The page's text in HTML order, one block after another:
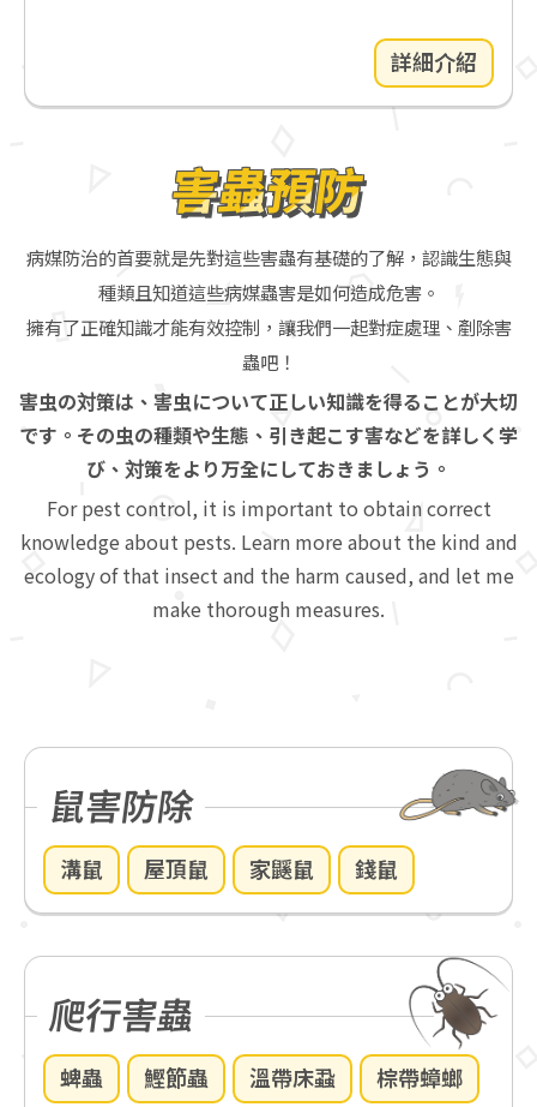
詳細介紹
害蟲預防
病媒防治的首要就是先對這些害蟲有基礎的了解，認識生態與
種類且知道這些病媒蟲害是如何造成危害。
擁有了正確知識才能有效控制，讓我們一起對症處理、剷除害
蟲吧！
害虫の対策は、害虫について正しい知識を得ることが大切
です。その虫の種類や生態、引き起こす害などを詳しく学
び、対策をより万全にしておきましょう。
For pest control, it is important to obtain correct
knowledge about pests. Learn more about the kind and
ecology of that insect and the harm caused, and let me
make thorough measures.
鼠害防除
溝鼠 屋頂鼠 家鼷鼠 錢鼠
爬行害蟲
蜱蟲 鰹節蟲 溫帶床蝨
棕帶蟑螂